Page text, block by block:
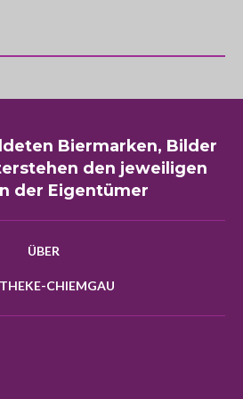
Biermarken, Bilder
den jeweiligen
der Eigentümer
ÜBER
CHIEMGAU